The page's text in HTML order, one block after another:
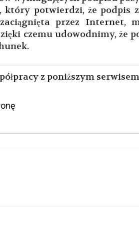
który potwierdzi, że podpis
przez Internet,
czemu udowodnimy, że
z poniższym